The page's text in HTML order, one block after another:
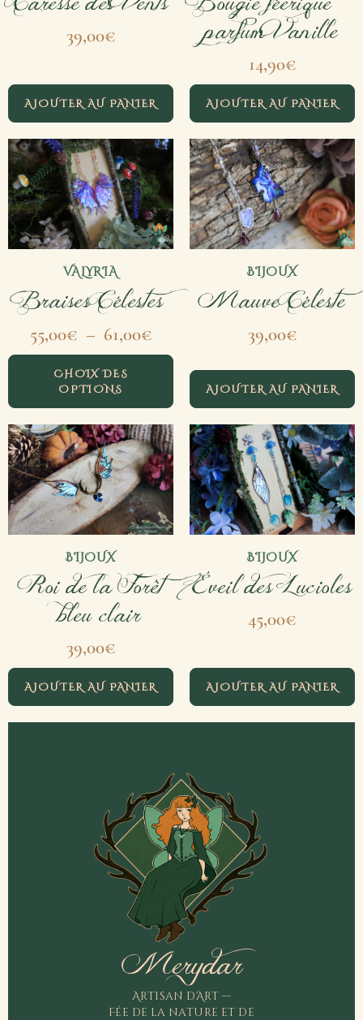
39,00€
AJOUTER AU PANIER
parfum Vanille
14,90€
AJOUTER AU PANIER
VALYRIA
Braises Célestes
55,00€ – 61,00€
CHOIX DES
OPTIONS
BIJOUX
Mauve Céleste
39,00€
AJOUTER AU PANIER
BIJOUX
Roi de la Forêt
– bleu clair
39,00€
AJOUTER AU PANIER
BIJOUX
Éveil des Lucioles
45,00€
AJOUTER AU PANIER
Merydar
Artisan d'Art —
Fée de la nature et de